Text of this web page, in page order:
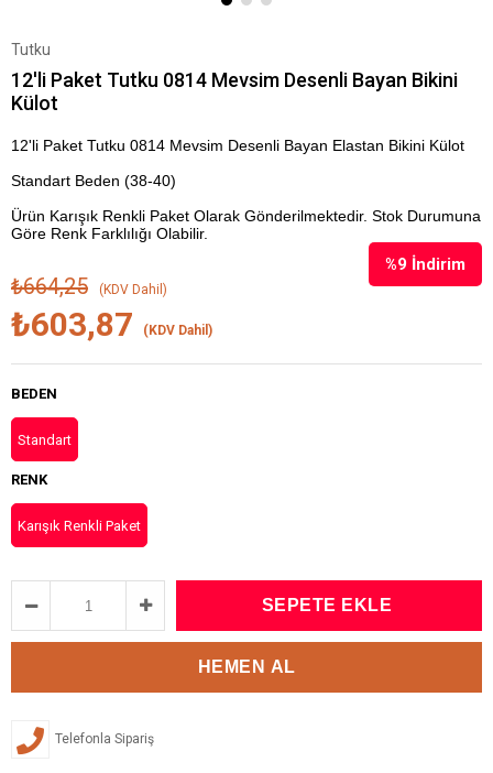
Tutku
12'li Paket Tutku 0814 Mevsim Desenli Bayan Bikini
Külot
12'li Paket Tutku 0814 Mevsim Desenli Bayan Elastan Bikini Külot
Standart Beden (38-40)
Ürün Karışık Renkli Paket Olarak Gönderilmektedir. Stok Durumuna
Göre Renk Farklılığı Olabilir.
%9 İndirim
₺664,25 (KDV Dahil)
₺603,87 (KDV Dahil)
BEDEN
Standart
RENK
Karışık Renkli Paket
Telefonla Sipariş